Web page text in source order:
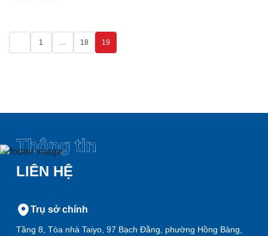
1 … 18 19
Thông tin
LIÊN HỆ
Trụ sở chính
Tầng 8, Tòa nhà Taiyo, 97 Bạch Đằng, phường Hồng Bàng,